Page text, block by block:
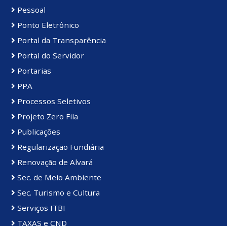
Pessoal
Ponto Eletrônico
Portal da Transparência
Portal do Servidor
Portarias
PPA
Processos Seletivos
Projeto Zero Fila
Publicações
Regularização Fundiária
Renovação de Alvará
Sec. de Meio Ambiente
Sec. Turismo e Cultura
Serviços ITBI
TAXAS e CND